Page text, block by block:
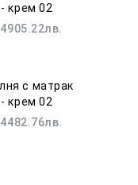
крем 02
4905.22лв.
с матрак
крем 02
4482.76лв.